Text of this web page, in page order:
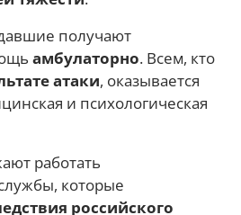
получают
амбулаторно. Всем, кто
атаки, оказывается
и психологическая
работать
которые
российского